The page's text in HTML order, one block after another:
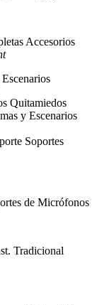
Accesorios
Quitamiedos
y Escenarios
Soportes
de Micrófonos
Tradicional